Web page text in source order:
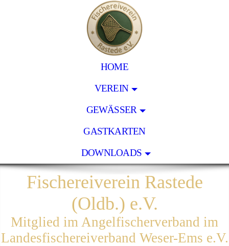
HOME
VEREIN
GEWÄSSER
GASTKARTEN
DOWNLOADS
Fischereiverein Rastede
(Oldb.) e.V.
Mitglied im Angelfischerverband im
Landesfischereiverband Weser-Ems e.V.